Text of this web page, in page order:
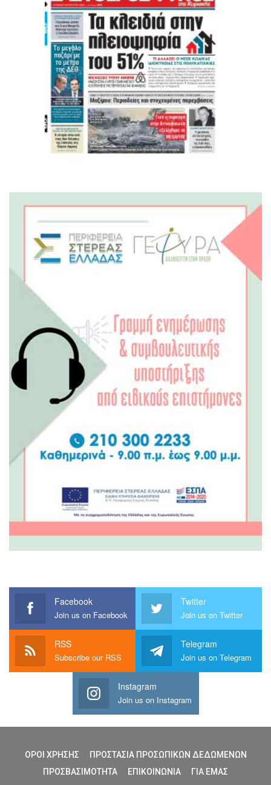
Facebook
Join us on Facebook
Twitter
Join us on Twitter
RSS
Subscribe our RSS
Telegram
Join us on Telegram
Instagram
Join us on Instagram
ΟΡΟΙ ΧΡΗΣΗΣ
ΠΡΟΣΤΑΣΙΑ ΠΡΟΣΩΠΙΚΩΝ ΔΕΔΩΜΕΝΩΝ
ΠΡΟΣΒΑΣΙΜΟΤΗΤΑ
ΕΠΙΚΟΙΝΩΝΙΑ ΓΙΑ ΕΜΑΣ